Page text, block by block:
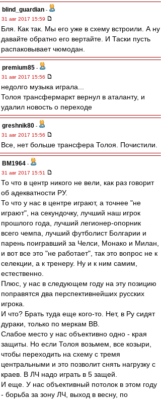
blind_guardian -
31 авг 2017 15:59
Бля. Как так. Мы его уже в схему встроили. А ну
давайте обратно его вертайте. И Таски пусть
распаковывает чюмодан.
premium85 -
31 авг 2017 15:56
недолго музыка играла...
Толоя трансфермаркт вернул в аталанту, и
удалил новость о переходе
greshnik80 -
31 авг 2017 15:56
Все, нет больше трансфера Толоя. Почистили.
BM1964 -
31 авг 2017 15:51
То что в центр никого не вели, как раз говорит
об адекватности РУ.
То что у нас в центре играют, а точнее "не
играют", на секундочку, лучший наш игрок
прошлого года, лучший легионер-опорник
всего чемпа, лучший футболист Болгарии и
парень поигравший за Челси, Монако и Милан,
и вот все это "не работает", так это вопрос не к
селекции, а к тренеру. Ну и к ним самим,
естественно.
Плюс, у нас в следующем году на эту позицию
поправятся два перспективнейших русских
игрока.
И что? Брать туда еще кого-то. Нет, в Ру сидят
дураки, только по меркам ВВ.
Слабое место у нас объективно одно - края
защиты. Но если Толоя возьмем, все козыри,
чтобы переходить на схему с тремя
центральными и это позволит снять нагрузку с
краев. В ЛЧ надо играть в 5 защей.
И еще. У нас объективный потолок в этом году
- борьба за зону ЛЧ, выход в весну, по